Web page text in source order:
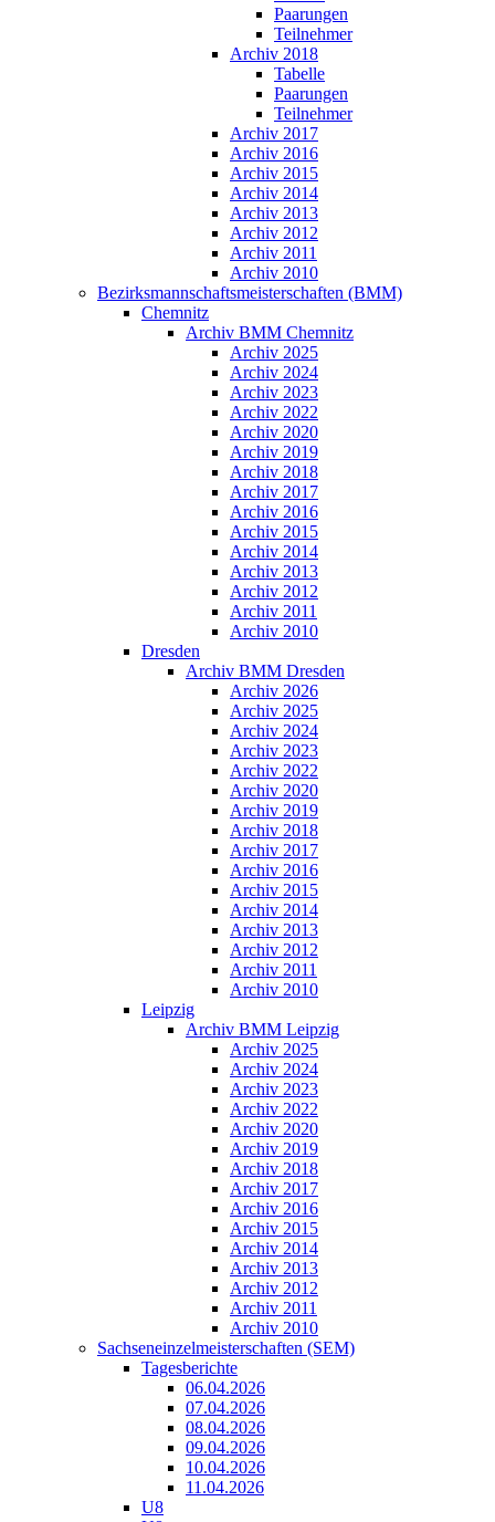
Paarungen
Teilnehmer
Archiv 2018
Tabelle
Paarungen
Teilnehmer
Archiv 2017
Archiv 2016
Archiv 2015
Archiv 2014
Archiv 2013
Archiv 2012
Archiv 2011
Archiv 2010
Bezirksmannschaftsmeisterschaften (BMM)
Chemnitz
Archiv BMM Chemnitz
Archiv 2025
Archiv 2024
Archiv 2023
Archiv 2022
Archiv 2020
Archiv 2019
Archiv 2018
Archiv 2017
Archiv 2016
Archiv 2015
Archiv 2014
Archiv 2013
Archiv 2012
Archiv 2011
Archiv 2010
Dresden
Archiv BMM Dresden
Archiv 2026
Archiv 2025
Archiv 2024
Archiv 2023
Archiv 2022
Archiv 2020
Archiv 2019
Archiv 2018
Archiv 2017
Archiv 2016
Archiv 2015
Archiv 2014
Archiv 2013
Archiv 2012
Archiv 2011
Archiv 2010
Leipzig
Archiv BMM Leipzig
Archiv 2025
Archiv 2024
Archiv 2023
Archiv 2022
Archiv 2020
Archiv 2019
Archiv 2018
Archiv 2017
Archiv 2016
Archiv 2015
Archiv 2014
Archiv 2013
Archiv 2012
Archiv 2011
Archiv 2010
Sachseneinzelmeisterschaften (SEM)
Tagesberichte
06.04.2026
07.04.2026
08.04.2026
09.04.2026
10.04.2026
11.04.2026
U8